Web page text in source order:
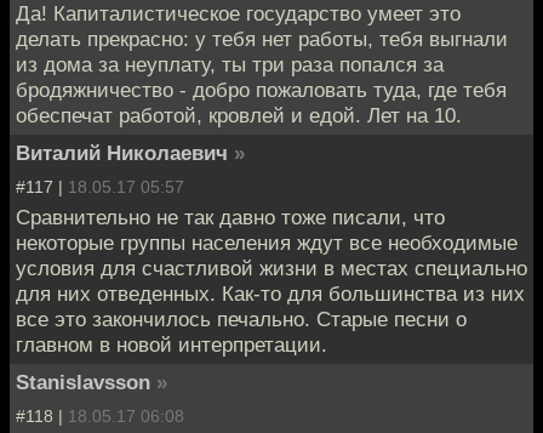
Да! Капиталистическое государство умеет это
делать прекрасно: у тебя нет работы, тебя выгнали
из дома за неуплату, ты три раза попался за
бродяжничество - добро пожаловать туда, где тебя
обеспечат работой, кровлей и едой. Лет на 10.
Виталий Николаевич »
#117 | 18.05.17 05:57
Сравнительно не так давно тоже писали, что
некоторые группы населения ждут все необходимые
условия для счастливой жизни в местах специально
для них отведенных. Как-то для большинства из них
все это закончилось печально. Старые песни о
главном в новой интерпретации.
Stanislavsson »
#118 | 18.05.17 06:08